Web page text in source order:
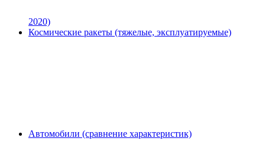
2020)
Космические ракеты (тяжелые, эксплуатируемые)
Автомобили (сравнение характеристик)